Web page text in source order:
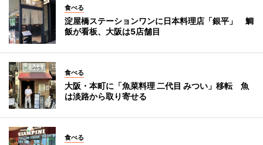
食べる
淀屋橋ステーションワンに日本料理店「銀平」 鯛
飯が看板、大阪は5店舗目
食べる
大阪・本町に「魚菜料理 二代目 みつい」移転 魚
は淡路から取り寄せる
食べる